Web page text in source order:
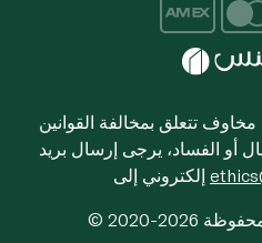
تتعلق بمخالفة القوانين
أو الفساد، يرجى إرسال بريد
محفوظة